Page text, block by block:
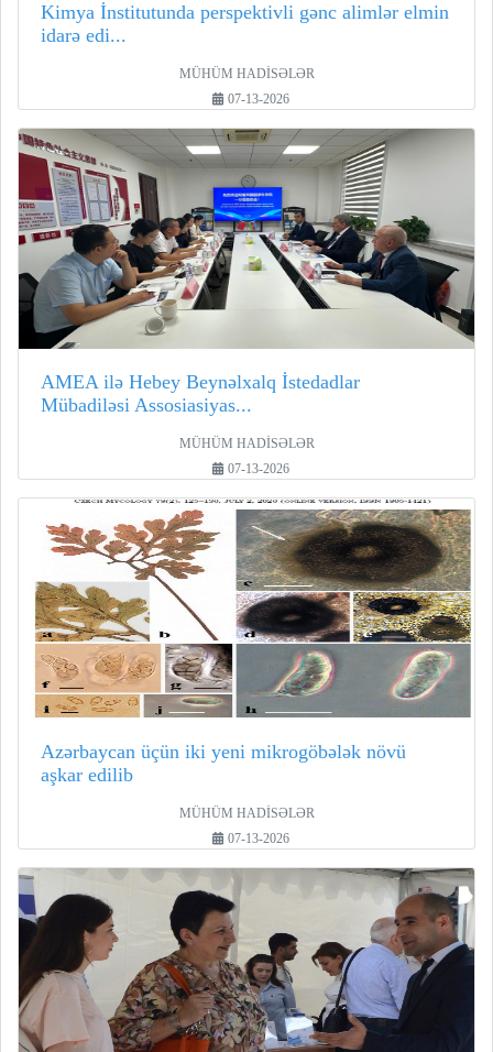
Kimya İnstitutunda perspektivli gənc alimlər elmin
idarə edi...
MÜHÜM HADİSƏLƏR
07-13-2026
AMEA ilə Hebey Beynəlxalq İstedadlar
Mübadiləsi Assosiasiyas...
MÜHÜM HADİSƏLƏR
07-13-2026
Azərbaycan üçün iki yeni mikrogöbələk növü
aşkar edilib
MÜHÜM HADİSƏLƏR
07-13-2026